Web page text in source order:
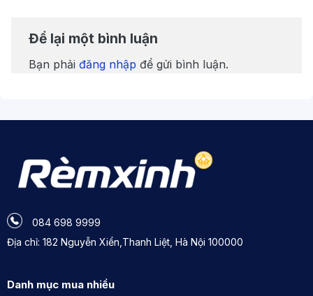
Để lại một bình luận
Bạn phải đăng nhập để gửi bình luận.
084 698 9999
Địa chỉ: 182 Nguyễn Xiển,Thanh Liệt, Hà Nội 100000
Danh mục mua nhiều